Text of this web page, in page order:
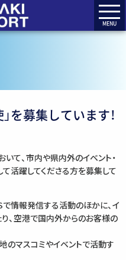
MENU
を募集しています！
て、市内や県内外のイベント・
活躍してくださる方を募集して
情報発信する活動のほかに、イ
、空港で国内外からのお客様の
のマスコミやイベントで活動す